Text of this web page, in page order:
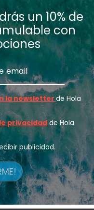
un 10% de
con
la newsletterde Hola
privacidadde Hola
publicidad.